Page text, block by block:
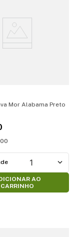
Mor Alabama Preto
00
1
AO
CARRINHO